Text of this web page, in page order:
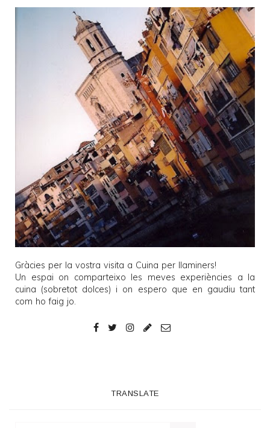
Gràcies per la vostra visita a Cuina per llaminers!
Un espai on comparteixo les meves experiències a la
cuina (sobretot dolces) i on espero que en gaudiu tant
com ho faig jo.
TRANSLATE